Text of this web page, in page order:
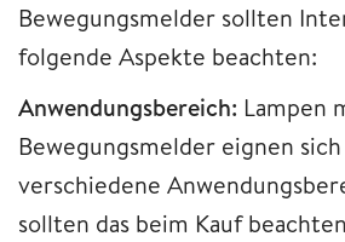
Bewegungsmelder sollten
folgende Aspekte beachten:
Anwendungsbereich: Lampen
Bewegungsmelder eignen
verschiedene
sollten das beim Kauf